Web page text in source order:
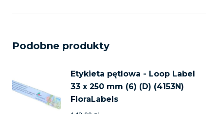
Podobne produkty
Etykieta pętlowa - Loop Label
33 x 250 mm (6) (D) (4153N)
FloraLabels